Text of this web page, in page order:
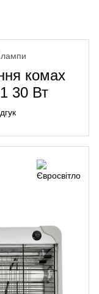
лампи
комах
30 Вт